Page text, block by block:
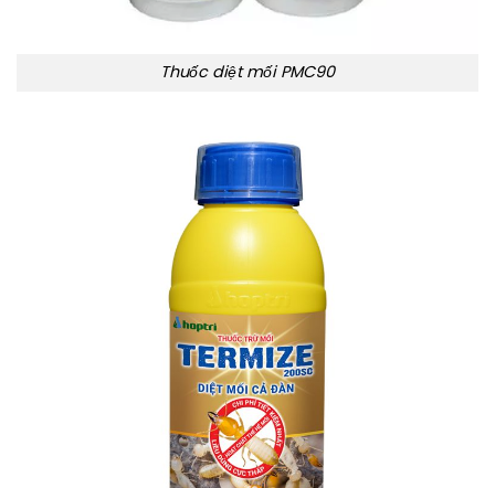
Thuốc diệt mối PMC90